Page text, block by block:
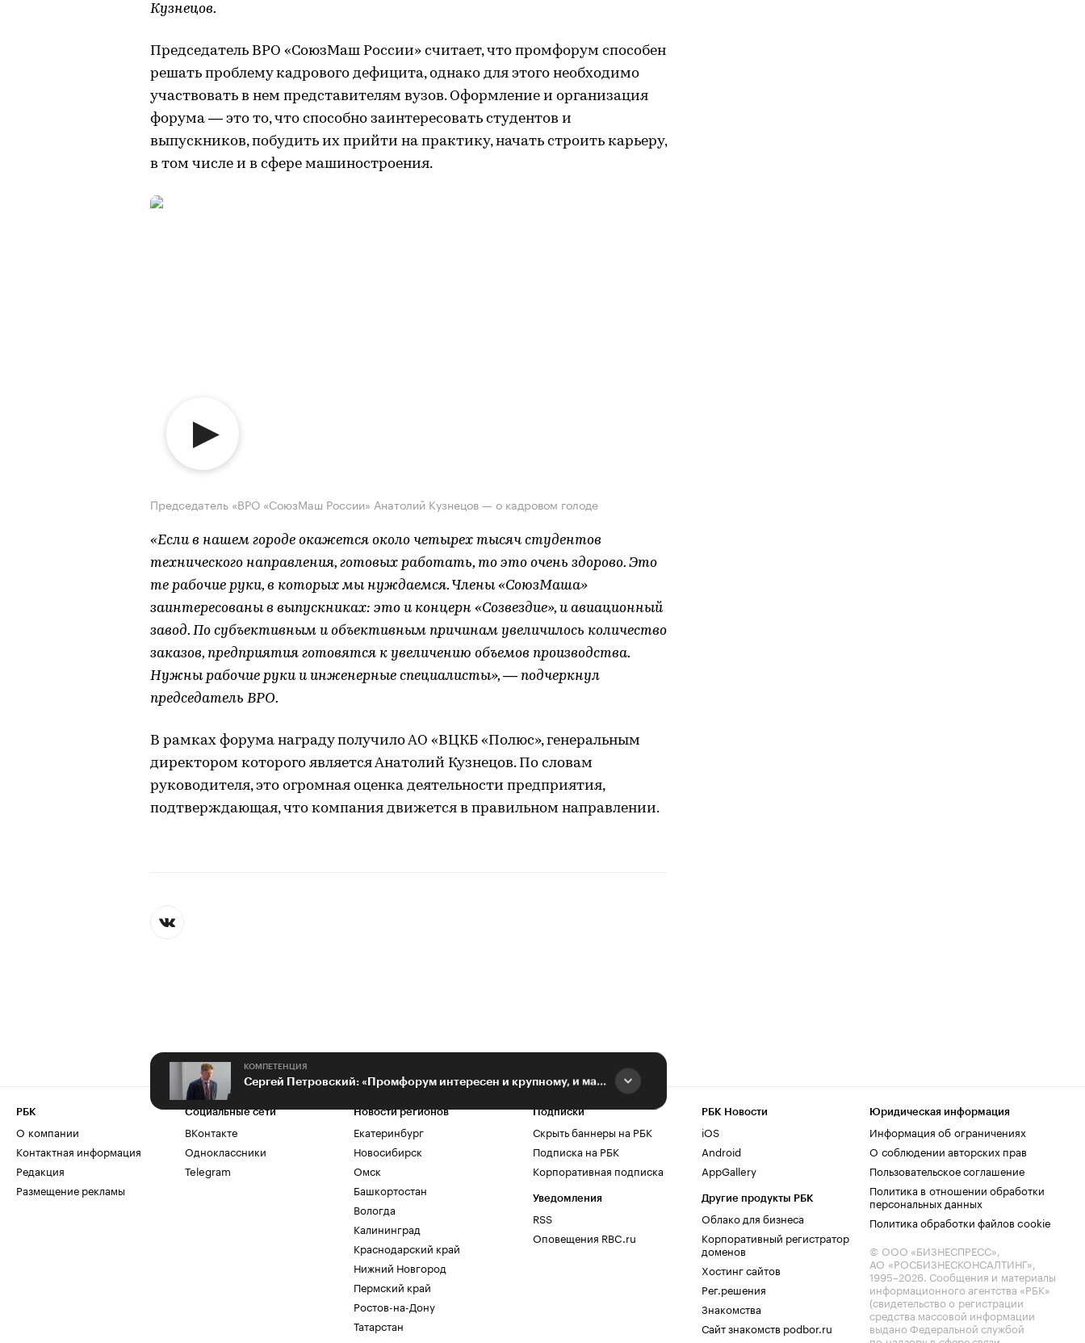
Кузнецов.
Председатель ВРО «СоюзМаш России» считает, что промфорум способен
решать проблему кадрового дефицита, однако для этого необходимо
участвовать в нем представителям вузов. Оформление и организация
форума — это то, что способно заинтересовать студентов и
выпускников, побудить их прийти на практику, начать строить карьеру,
в том числе и в сфере машиностроения.
Председатель «ВРО «СоюзМаш России» Анатолий Кузнецов — о кадровом голоде
«Если в нашем городе окажется около четырех тысяч студентов
технического направления, готовых работать, то это очень здорово. Это
те рабочие руки, в которых мы нуждаемся. Члены «СоюзМаша»
заинтересованы в выпускниках: это и концерн «Созвездие», и авиационный
завод. По субъективным и объективным причинам увеличилось количество
заказов, предприятия готовятся к увеличению объемов производства.
Нужны рабочие руки и инженерные специалисты», — подчеркнул
председатель ВРО.
В рамках форума награду получило АО «ВЦКБ «Полюс», генеральным
директором которого является Анатолий Кузнецов. По словам
руководителя, это огромная оценка деятельности предприятия,
подтверждающая, что компания движется в правильном направлении.
КОМПЕТЕНЦИЯ
Сергей Петровский: «Промфорум интересен и крупному, и малому бизнесу»
РБК
О компании
Контактная информация
Редакция
Размещение рекламы
Социальные сети
ВКонтакте
Одноклассники
Telegram
Новости регионов
Екатеринбург
Новосибирск
Омск
Башкортостан
Вологда
Калининград
Краснодарский край
Нижний Новгород
Пермский край
Ростов-на-Дону
Татарстан
Подписки
Скрыть баннеры на РБК
Подписка на РБК
Корпоративная подписка
Уведомления
RSS
Оповещения RBC.ru
РБК Новости
iOS
Android
AppGallery
Другие продукты РБК
Облако для бизнеса
Корпоративный регистратор
доменов
Хостинг сайтов
Рег.решения
Знакомства
Сайт знакомств podbor.ru
Юридическая информация
Информация об ограничениях
О соблюдении авторских прав
Пользовательское соглашение
Политика в отношении обработки
персональных данных
Политика обработки файлов cookie
© ООО «БИЗНЕСПРЕСС»,
АО «РОСБИЗНЕСКОНСАЛТИНГ»,
1995–2026. Сообщения и материалы
информационного агентства «РБК»
(свидетельство о регистрации
средства массовой информации
выдано Федеральной службой